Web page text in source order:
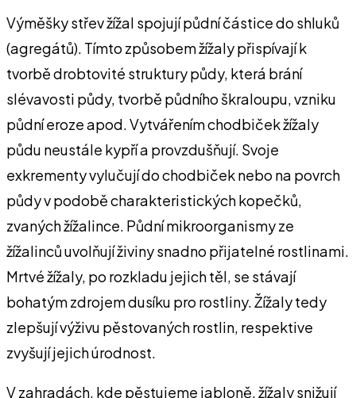
Výměšky střev žížal spojují půdní částice do shluků
(agregátů). Tímto způsobem žížaly přispívají k
tvorbě drobtovité struktury půdy, která brání
slévavosti půdy, tvorbě půdního škraloupu, vzniku
půdní eroze apod. Vytvářením chodbiček žížaly
půdu neustále kypří a provzdušňují. Svoje
exkrementy vylučují do chodbiček nebo na povrch
půdy v podobě charakteristických kopečků,
zvaných žížalince. Půdní mikroorganismy ze
žížalinců uvolňují živiny snadno přijatelné rostlinami.
Mrtvé žížaly, po rozkladu jejich těl, se stávají
bohatým zdrojem dusíku pro rostliny. Žížaly tedy
zlepšují výživu pěstovaných rostlin, respektive
zvyšují jejich úrodnost.
V zahradách, kde pěstujeme jabloně, žížaly snižují